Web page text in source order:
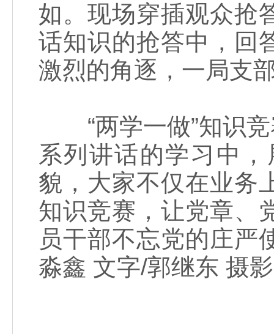
如。现场穿插观众抢
话知识的抢答中，回
激烈的角逐，一局支
“两学一做”知识竞
系列讲话的学习中
貌，大家不仅在业务
知识竞赛，让党章、
员干部不忘党的庄严
淼鑫 文字/郭继东 摄